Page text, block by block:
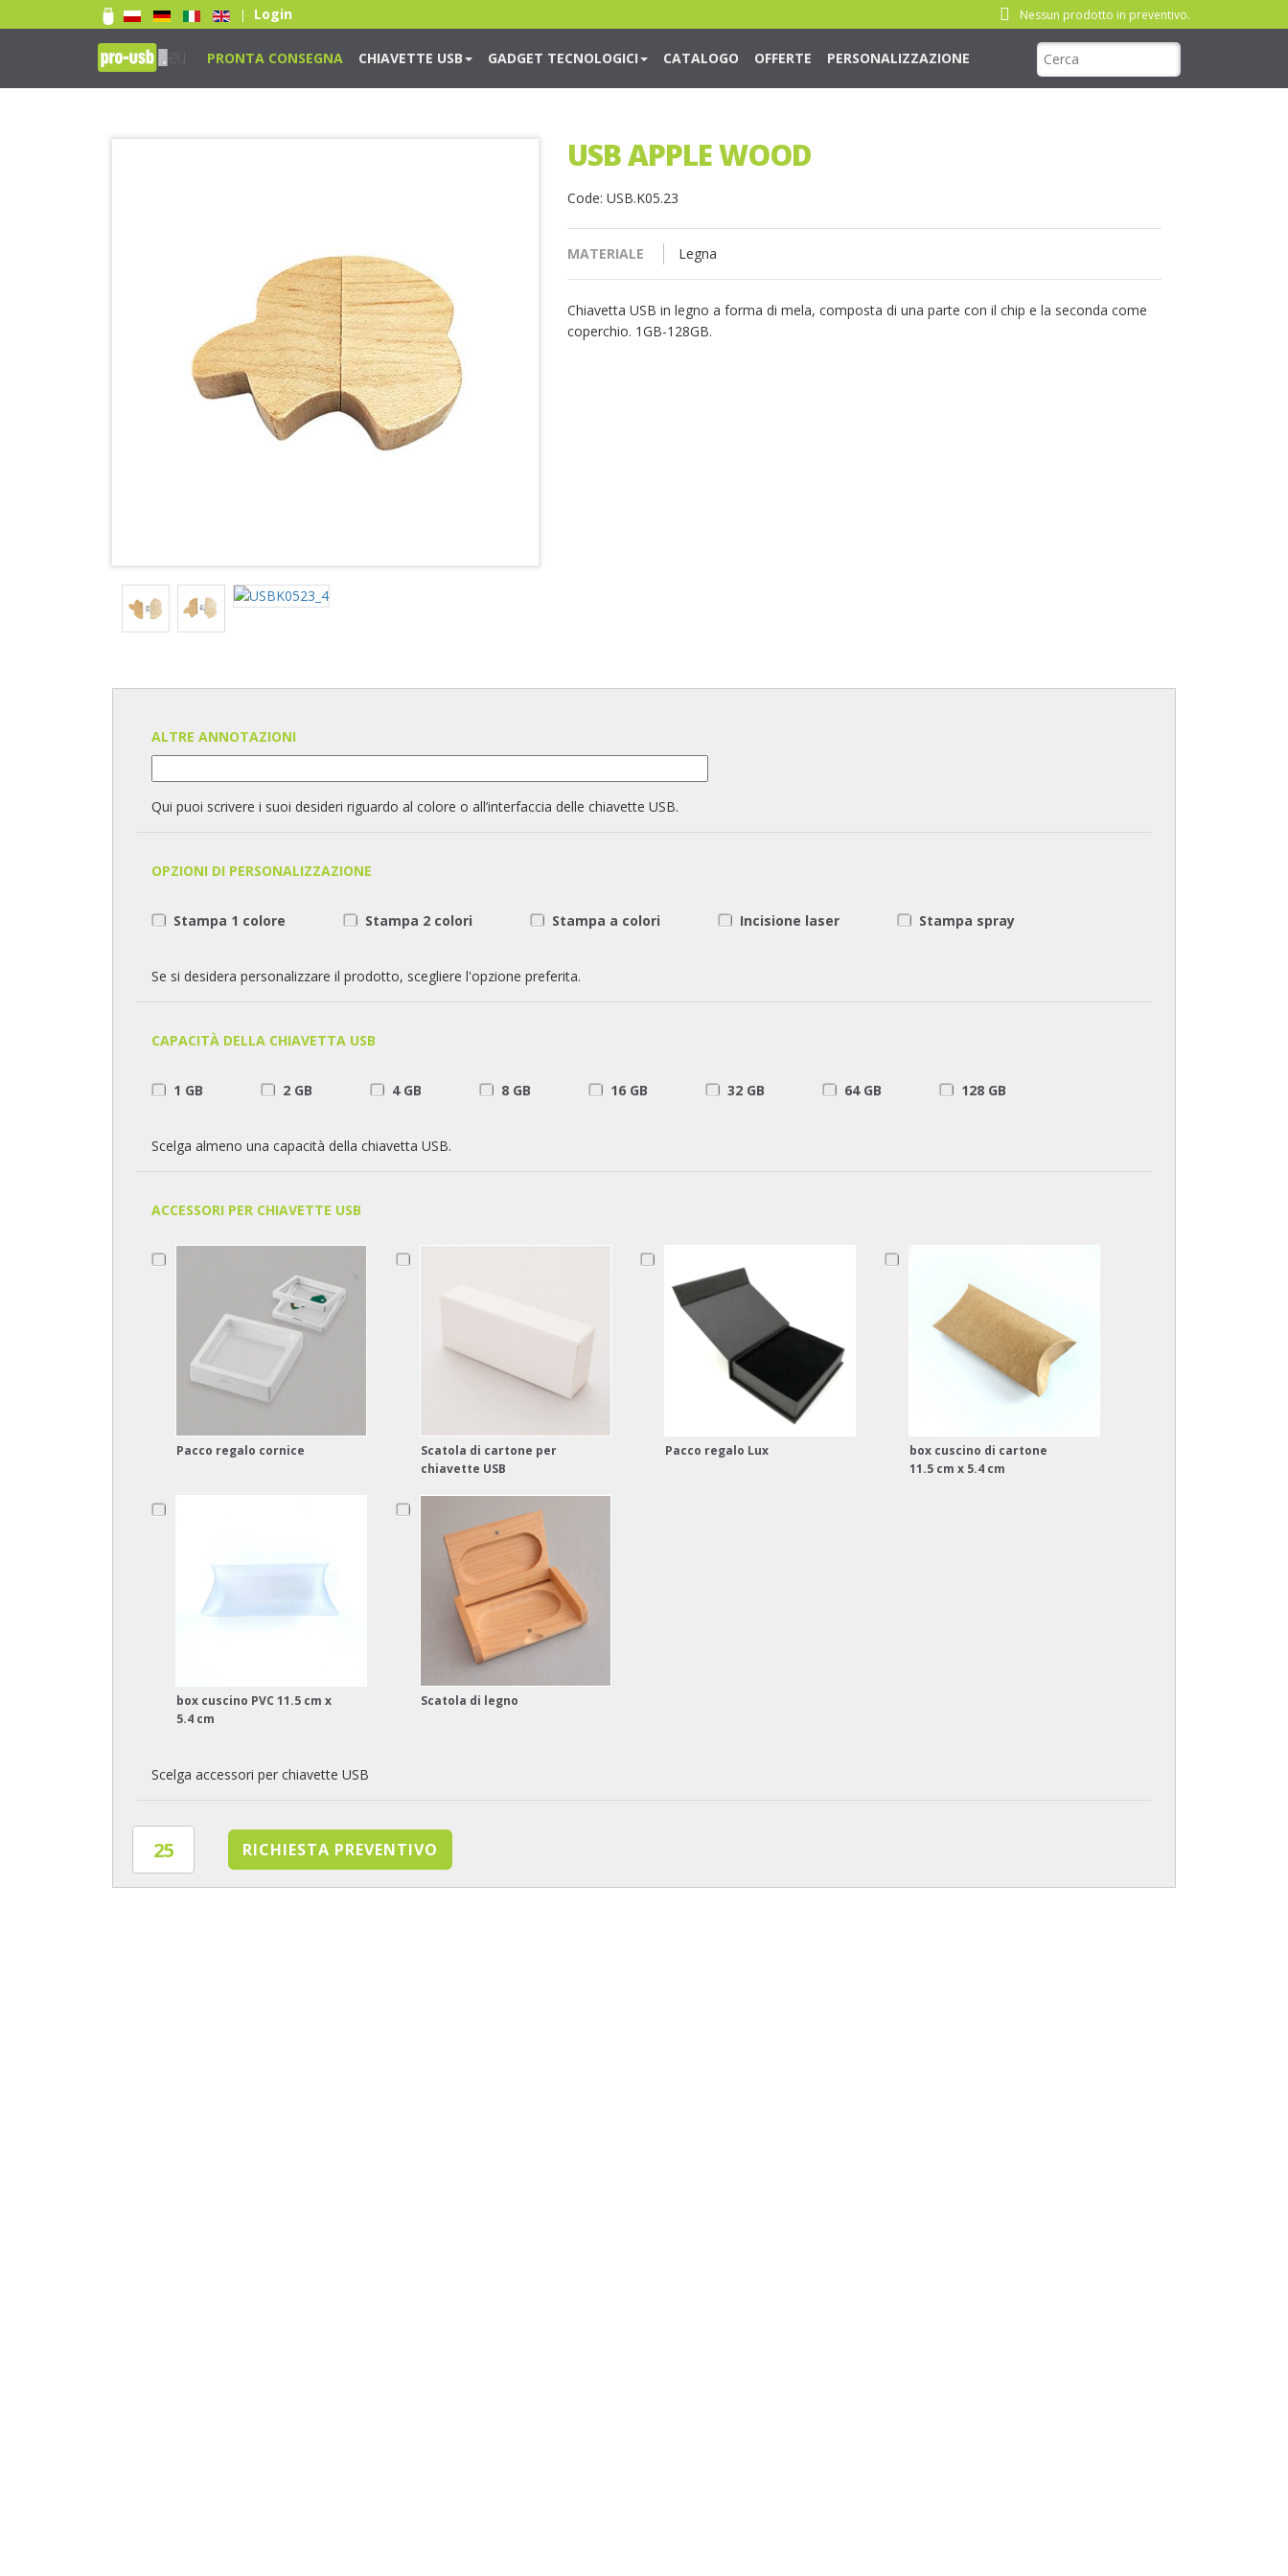
| Login Nessun prodotto in preventivo.
PRONTA CONSEGNA CHIAVETTE USB GADGET TECNOLOGICI CATALOGO OFFERTE PERSONALIZZAZIONE
USB APPLE WOOD
Code: USB.K05.23
MATERIALE Legna
Chiavetta USB in legno a forma di mela, composta di una parte con il chip e la seconda come
coperchio. 1GB-128GB.
ALTRE ANNOTAZIONI
Qui puoi scrivere i suoi desideri riguardo al colore o all’interfaccia delle chiavette USB.
OPZIONI DI PERSONALIZZAZIONE
Stampa 1 colore Stampa 2 colori Stampa a colori Incisione laser Stampa spray
Se si desidera personalizzare il prodotto, scegliere l'opzione preferita.
CAPACITÀ DELLA CHIAVETTA USB
1 GB 2 GB 4 GB 8 GB 16 GB 32 GB 64 GB 128 GB
Scelga almeno una capacità della chiavetta USB.
ACCESSORI PER CHIAVETTE USB
Pacco regalo cornice
Scatola di cartone per
chiavette USB
Pacco regalo Lux
box cuscino di cartone
11.5 cm x 5.4 cm
box cuscino PVC 11.5 cm x
5.4 cm
Scatola di legno
Scelga accessori per chiavette USB